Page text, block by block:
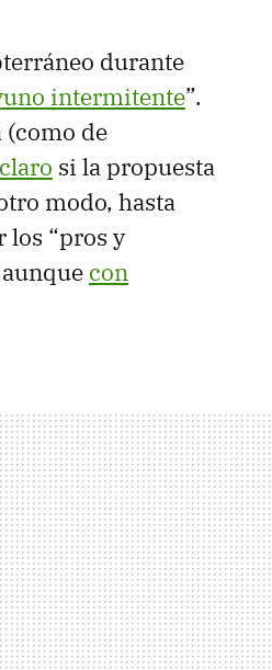
durante
intermitente”.
(como de
si la propuesta
modo, hasta
los “pros y
con